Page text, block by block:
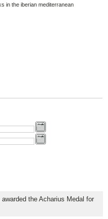
in the iberian mediterranean
the Acharius Medal for